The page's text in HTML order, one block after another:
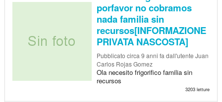
porfavor no cobramos
nada familia sin
recursos[INFORMAZIONE
PRIVATA NASCOSTA]
Pubblicato circa 9 anni fa dall'utente Juan
Carlos Rojas Gomez
Ola necesito frigorifico familia sin
recursos
3203 letture